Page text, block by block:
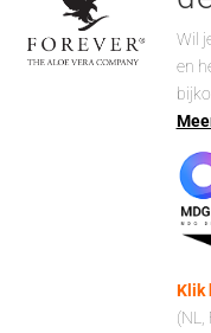
Wil
en
Klik
(NL,